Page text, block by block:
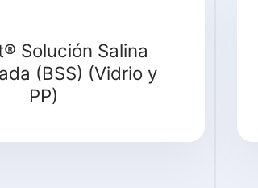
Solución Salina
(BSS) (Vidrio y
PP)